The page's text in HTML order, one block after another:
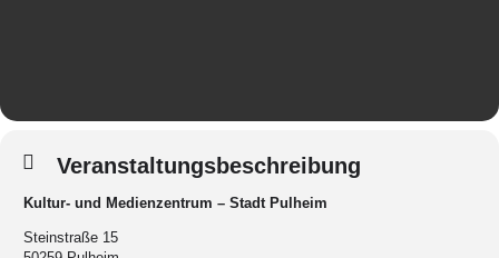
Veranstaltungsbeschreibung
Kultur- und Medienzentrum – Stadt Pulheim
Steinstraße 15